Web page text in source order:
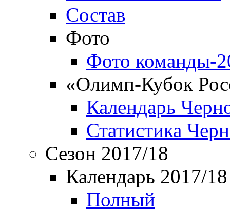
Состав
Фото
Фото команды-
«Олимп-Кубок
Календарь
Статистика
Сезон 2017/18
Календарь 2017/18
Полный